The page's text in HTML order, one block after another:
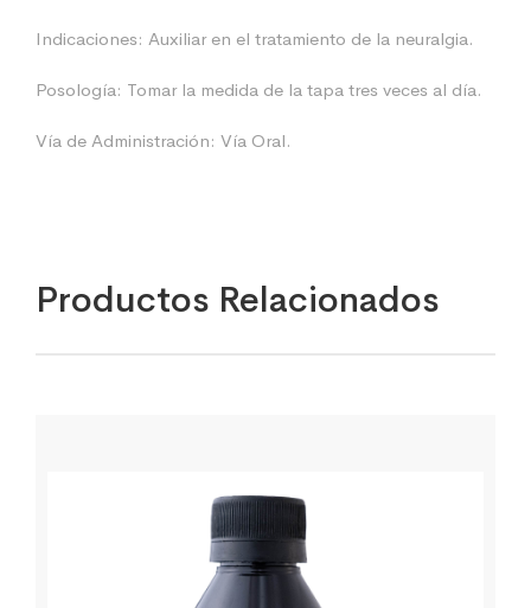
Indicaciones: Auxiliar en el tratamiento de la neuralgia.
Posología: Tomar la medida de la tapa tres veces al día.
Vía de Administración: Vía Oral.
Productos Relacionados